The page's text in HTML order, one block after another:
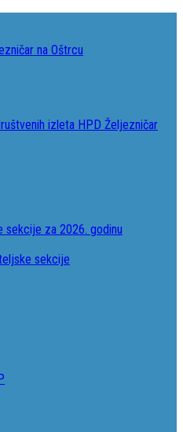
na Oštrcu
izleta HPD Željezničar
sekcije za 2026. godinu
sekcije